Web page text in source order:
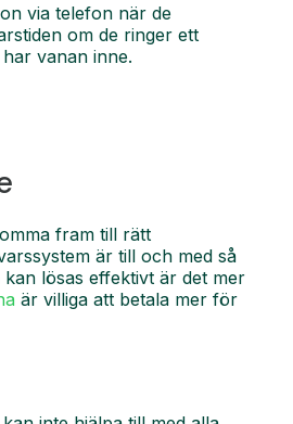
via telefon när de
om de ringer ett
vanan inne.
fram till rätt
är till och med så
lösas effektivt är det mer
är villiga att betala mer för